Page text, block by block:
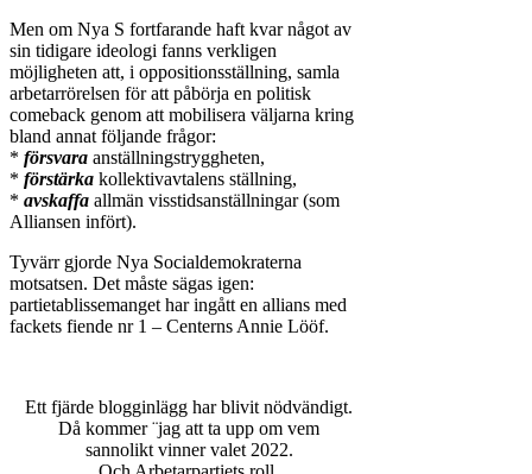
Men om Nya S fortfarande haft kvar något av
sin tidigare ideologi fanns verkligen
möjligheten att, i oppositionsställning, samla
arbetarrörelsen för att påbörja en politisk
comeback genom att mobilisera väljarna kring
bland annat följande frågor:
* försvara anställningstryggheten,
* förstärka kollektivavtalens ställning,
* avskaffa allmän visstidsanställningar (som
Alliansen infört).
Tyvärr gjorde Nya Socialdemokraterna
motsatsen. Det måste sägas igen:
partietablissemanget har ingått en allians med
fackets fiende nr 1 – Centerns Annie Lööf.
Ett fjärde blogginlägg har blivit nödvändigt.
Då kommer ¨jag att ta upp om vem
sannolikt vinner valet 2022.